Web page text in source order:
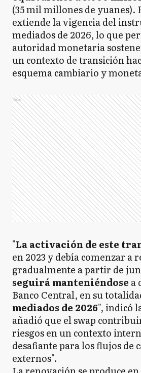
(35 mil millones de yuanes).
extiende la vigencia del
mediados de 2026, lo que
autoridad monetaria
un contexto de transición
esquema cambiario y
Ads
"La activación de este
en 2023 y debía comenzar a
gradualmente a partir de
seguirá manteniéndose a
Banco Central, en su
mediados de 2026", indicó
añadió que el swap
riesgos en un contexto
desafiante para los flujos de
externos".